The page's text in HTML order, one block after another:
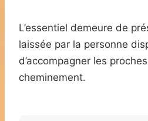
L’essentiel demeure de
laissée par la personne
d’accompagner les
cheminement.